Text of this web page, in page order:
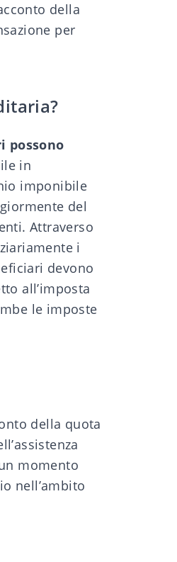
della
per
possono
in
imponibile
del
Attraverso
i
devono
all’imposta
le imposte
della quota
momento
nell’ambito